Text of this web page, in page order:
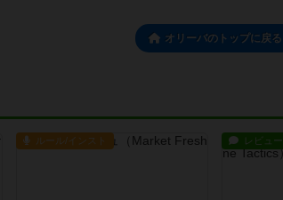
オリーバのトップに戻る
ルール/インスト レビュー